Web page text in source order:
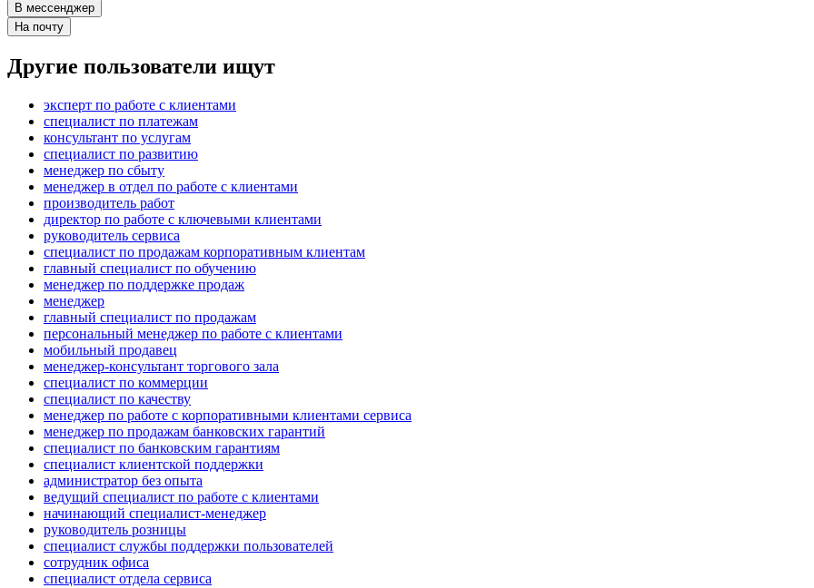
В мессенджер
На почту
Другие пользователи ищут
эксперт по работе с клиентами
специалист по платежам
консультант по услугам
специалист по развитию
менеджер по сбыту
менеджер в отдел по работе с клиентами
производитель работ
директор по работе с ключевыми клиентами
руководитель сервиса
специалист по продажам корпоративным клиентам
главный специалист по обучению
менеджер по поддержке продаж
менеджер
главный специалист по продажам
персональный менеджер по работе с клиентами
мобильный продавец
менеджер-консультант торгового зала
специалист по коммерции
специалист по качеству
менеджер по работе с корпоративными клиентами сервиса
менеджер по продажам банковских гарантий
специалист по банковским гарантиям
специалист клиентской поддержки
администратор без опыта
ведущий специалист по работе с клиентами
начинающий специалист-менеджер
руководитель розницы
специалист службы поддержки пользователей
сотрудник офиса
специалист отдела сервиса